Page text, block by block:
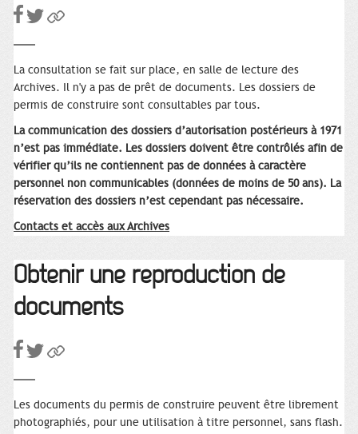
La consultation se fait sur place, en salle de lecture des
Archives. Il n'y a pas de prêt de documents. Les dossiers de
permis de construire sont consultables par tous.
La communication des dossiers d’autorisation postérieurs à 1971
n’est pas immédiate. Les dossiers doivent être contrôlés afin de
vérifier qu’ils ne contiennent pas de données à caractère
personnel non communicables (données de moins de 50 ans). La
réservation des dossiers n’est cependant pas nécessaire.
Contacts et accès aux Archives
Obtenir une reproduction de
documents
Les documents du permis de construire peuvent être librement
photographiés, pour une utilisation à titre personnel, sans flash.